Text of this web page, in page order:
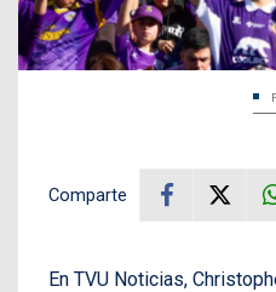
Comparte
En TVU Noticias,